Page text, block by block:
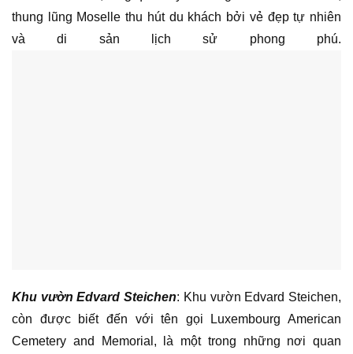
thung lũng Moselle thu hút du khách bởi vẻ đẹp tự nhiên
và di sản lịch sử phong phú.
Khu vườn Edvard Steichen: Khu vườn Edvard Steichen,
còn được biết đến với tên gọi Luxembourg American
Cemetery and Memorial, là một trong những nơi quan